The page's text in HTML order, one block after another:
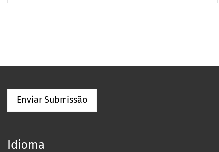
Enviar Submissão
Idioma